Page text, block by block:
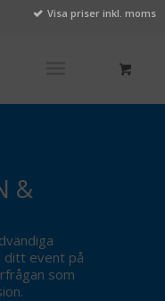
Visa priser inkl. moms
&
ditt event på
som